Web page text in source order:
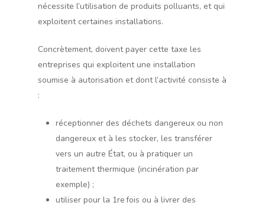
nécessite l’utilisation de produits polluants, et qui
exploitent certaines installations.
Concrètement, doivent payer cette taxe les
entreprises qui exploitent une installation
soumise à autorisation et dont l’activité consiste à
:
réceptionner des déchets dangereux ou non
dangereux et à les stocker, les transférer
vers un autre État, ou à pratiquer un
traitement thermique (incinération par
exemple) ;
utiliser pour la 1re fois ou à livrer des